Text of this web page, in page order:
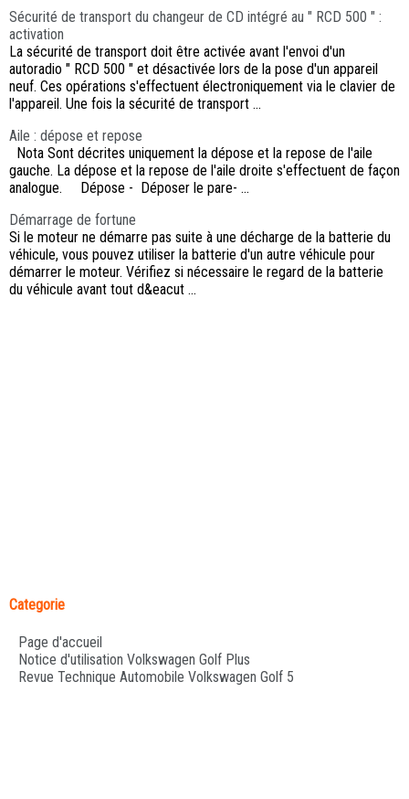
Sécurité de transport du changeur de CD intégré au " RCD 500 " :
activation
La sécurité de transport doit être activée avant l'envoi d'un
autoradio " RCD 500 " et désactivée lors de la pose d'un appareil
neuf. Ces opérations s'effectuent électroniquement via le clavier de
l'appareil. Une fois la sécurité de transport ...
Aile : dépose et repose
Nota Sont décrites uniquement la dépose et la repose de l'aile
gauche. La dépose et la repose de l'aile droite s'effectuent de façon
analogue. Dépose - Déposer le pare- ...
Démarrage de fortune
Si le moteur ne démarre pas suite à une décharge de la batterie du
véhicule, vous pouvez utiliser la batterie d'un autre véhicule pour
démarrer le moteur. Vérifiez si nécessaire le regard de la batterie
du véhicule avant tout d&eacut ...
Categorie
Page d'accueil
Notice d'utilisation Volkswagen Golf Plus
Revue Technique Automobile Volkswagen Golf 5